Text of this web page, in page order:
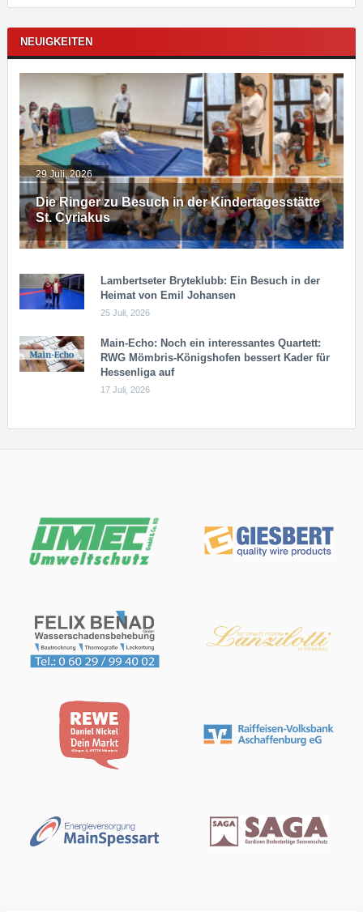
NEUIGKEITEN
Die Ringer zu Besuch in der Kindertagesstätte
St. Cyriakus
29 Juli, 2026
Lambertseter Bryteklubb: Ein Besuch in der
Heimat von Emil Johansen
25 Juli, 2026
Main-Echo: Noch ein in­ter­es­san­tes Quar­tett:
RWG Möm­b­ris-Kö­n­igs­ho­fen bessert Kader für
Hessenliga auf
17 Juli, 2026